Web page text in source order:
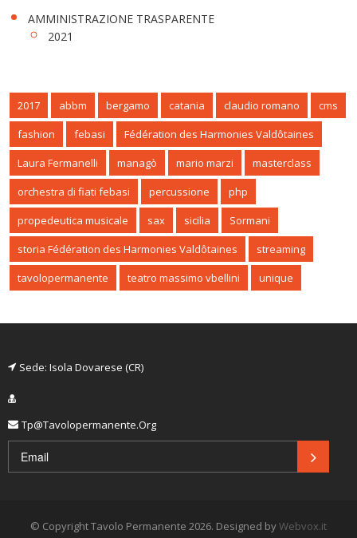
AMMINISTRAZIONE TRASPARENTE
2021
2017 abbm bergamo catania claudio romano
cms
fashion
febasi
Fédération des Harmonies Valdôtaines
Laura Fermanelli
managò mario marzi
masterclass
orchestra di fiati febasi
percussione
php
propedeutica musicale
sax sicilia
Sormani
storia Fédération des Harmonies Valdôtaines
streaming
tavolopermanente
teatro massimo vbellini unique
Sede: Isola Dovarese (CR)
Tp@tavolopermanente.org
© Copyright Tavolo Permanente 2026. Designed byWebvox.it